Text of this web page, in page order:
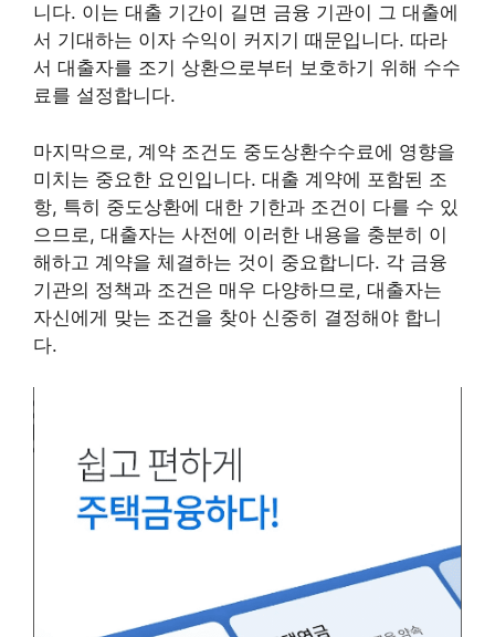
니다. 이는 대출 기간이 길면 금융 기관이 그 대출에
서 기대하는 이자 수익이 커지기 때문입니다. 따라
서 대출자를 조기 상환으로부터 보호하기 위해 수수
료를 설정합니다.
마지막으로, 계약 조건도 중도상환수수료에 영향을
미치는 중요한 요인입니다. 대출 계약에 포함된 조
항, 특히 중도상환에 대한 기한과 조건이 다를 수 있
으므로, 대출자는 사전에 이러한 내용을 충분히 이
해하고 계약을 체결하는 것이 중요합니다. 각 금융
기관의 정책과 조건은 매우 다양하므로, 대출자는
자신에게 맞는 조건을 찾아 신중히 결정해야 합니
다.